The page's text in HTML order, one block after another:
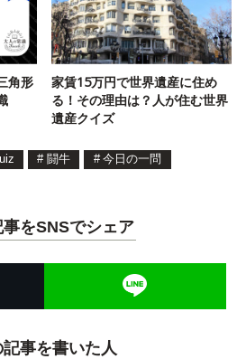
角形
家賃15万円で世界遺産に住め
る！その理由は？人が住む世界
遺産クイズ
# 闘牛 # 今日の一問
事をSNSでシェア
記事を書いた人